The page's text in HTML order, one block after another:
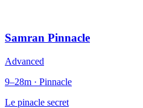
Samran Pinnacle
Advanced
9–28m · Pinnacle
Le pinacle secret